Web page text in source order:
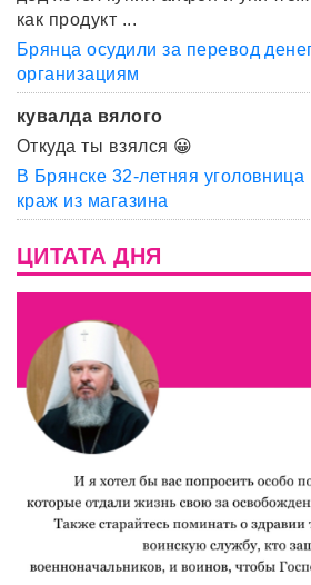
как продукт ...
Брянца осудили за перевод
организациям
кувалда вялого
Откуда ты взялся 😀
В Брянске 32-летняя уголовница
краж из магазина
ЦИТАТА ДНЯ